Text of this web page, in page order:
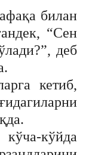
билан
“Сен
деб
кетиб,
кўйда